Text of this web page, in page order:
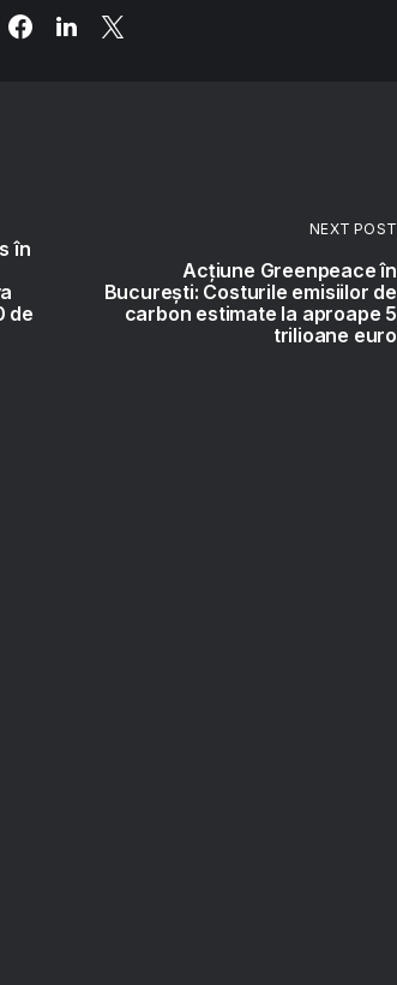
în
de
NEXT POST
Acțiune Greenpeace în
București: Costurile emisiilor de
carbon estimate la aproape 5
trilioane euro